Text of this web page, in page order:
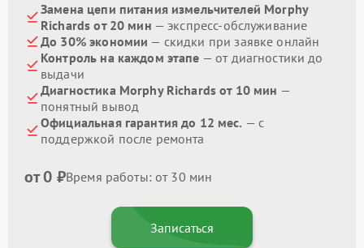
Замена цепи питания измельчителей Morphy
Richards от 20 мин — экспресс-обслуживание
До 30% экономии — скидки при заявке онлайн
Контроль на каждом этапе — от диагностики до
выдачи
Диагностика Morphy Richards от 10 мин —
понятный вывод
Официальная гарантия до 12 мес. — с
поддержкой после ремонта
от 0 ₽Время работы: от 30 мин
Записаться